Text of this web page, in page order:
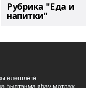
Рубрика "Еда и
напитки"
өлөшләтә
һылтанма яһау мотлаҡ.